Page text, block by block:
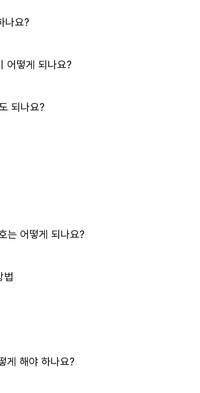
나요?
어떻게 되나요?
되나요?
는 어떻게 되나요?
법
게 해야 하나요?